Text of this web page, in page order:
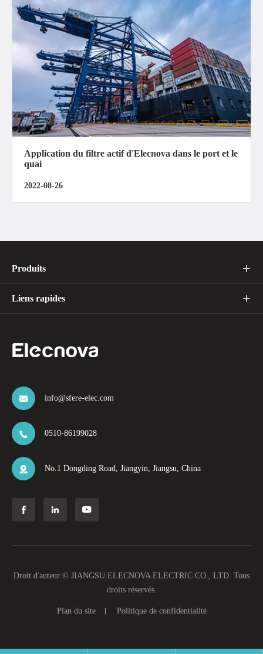
Application du filtre actif d'Elecnova dans le port et le
quai
2022-08-26
Produits 
Liens rapides 
 info@sfere-elec.com
 0510-86199028
 No.1 Dongding Road, Jiangyin, Jiangsu, China
  
Droit d'auteur © JIANGSU ELECNOVA ELECTRIC CO., LTD. Tous
droits réservés.
Plan du site Politique de confidentialité